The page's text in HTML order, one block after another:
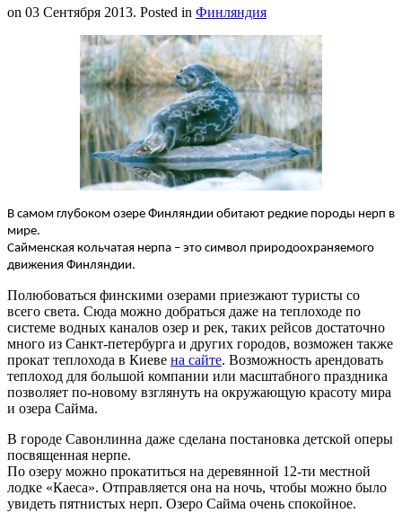
on 03 Сентября 2013. Posted in Финляндия
В самом глубоком озере Финляндии обитают редкие породы нерп в
мире.
Сайменская кольчатая нерпа – это символ природоохраняемого
движения Финляндии.
Полюбоваться финскими озерами приезжают туристы со
всего света. Сюда можно добраться даже на теплоходе по
системе водных каналов озер и рек, таких рейсов достаточно
много из Санкт-петербурга и других городов, возможен также
прокат теплохода в Киеве на сайте. Возможность арендовать
теплоход для большой компании или масштабного праздника
позволяет по-новому взглянуть на окружающую красоту мира
и озера Сайма.
В городе Савонлинна даже сделана постановка детской оперы
посвященная нерпе.
По озеру можно прокатиться на деревянной 12-ти местной
лодке «Каеса». Отправляется она на ночь, чтобы можно было
увидеть пятнистых нерп. Озеро Сайма очень спокойное.